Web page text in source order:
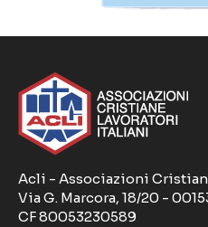
Acli - Associazioni
Via G. Marcora, 18/20 -
CF 80053230589